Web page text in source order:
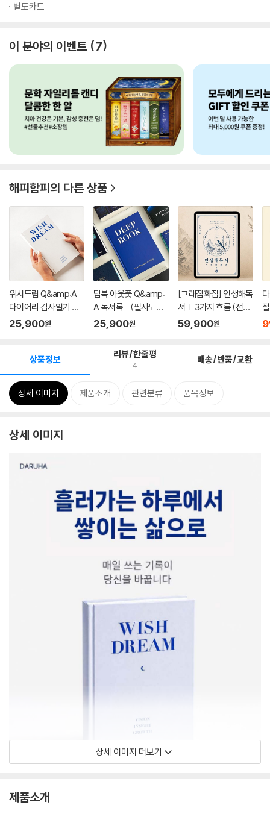
별도카트
이 분야의 이벤트 7
해피함피의 다른 상품
위시드림 Q&amp;A
다이어리 감사일기 자
문자답 qna ...
25,900원
딥북 아웃풋 Q&amp;
A 독서록 - (필사노트/
독서노트/...
25,900원
[그래잡화점] 인생해독
서 + 3가지 흐름 (전체
흐...
59,900원 9
상품정보 리뷰/한줄평
4 배송/반품/교환
상세 이미지 제품소개 관련분류 품목정보
상세 이미지
상세 이미지 더보기
제품소개